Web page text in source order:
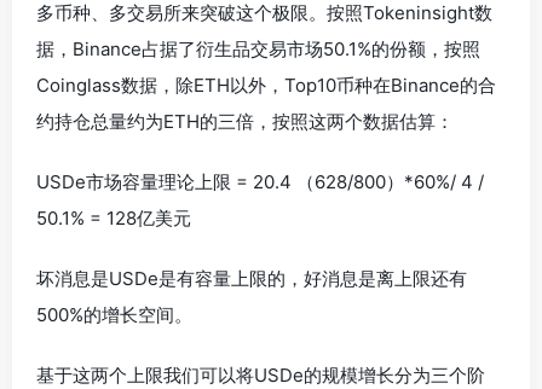
多币种、多交易所来突破这个极限。按照Tokeninsight数
据，Binance占据了衍生品交易市场50.1%的份额，按照
Coinglass数据，除ETH以外，Top10币种在Binance的合
约持仓总量约为ETH的三倍，按照这两个数据估算：
USDe市场容量理论上限 = 20.4 （628/800）*60%/ 4 /
50.1% = 128亿美元
坏消息是USDe是有容量上限的，好消息是离上限还有
500%的增长空间。
基于这两个上限我们可以将USDe的规模增长分为三个阶